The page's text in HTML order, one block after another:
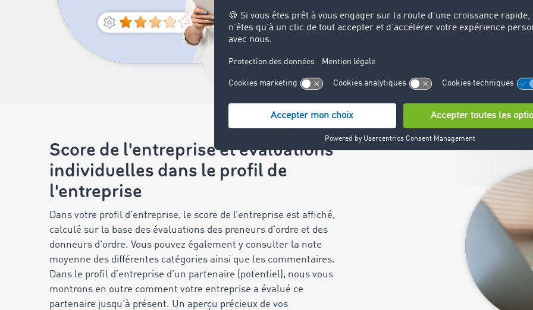
Score de l'entreprise et évaluations
individuelles dans le profil de
l'entreprise
Dans votre profil d’entreprise, le score de l’entreprise est affiché,
calculé sur la base des évaluations des preneurs d’ordre et des
donneurs d’ordre. Vous pouvez également y consulter la note
moyenne des différentes catégories ainsi que les commentaires.
Dans le profil d’entreprise d’un partenaire (potentiel), nous vous
montrons en outre comment votre entreprise a évalué ce
partenaire jusqu’à présent. Un aperçu précieux de vos